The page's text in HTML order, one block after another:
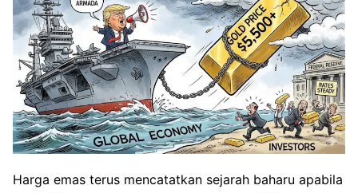
Harga emas terus mencatatkan sejarah baharu apabila